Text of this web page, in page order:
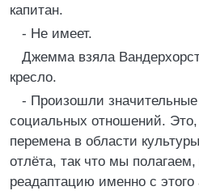
капитан.
- Не имеет.
Джемма взяла
кресло.
- Произошли значительные
социальных отношений.
перемена в области
отлёта, так что мы
реадаптацию именно с этого